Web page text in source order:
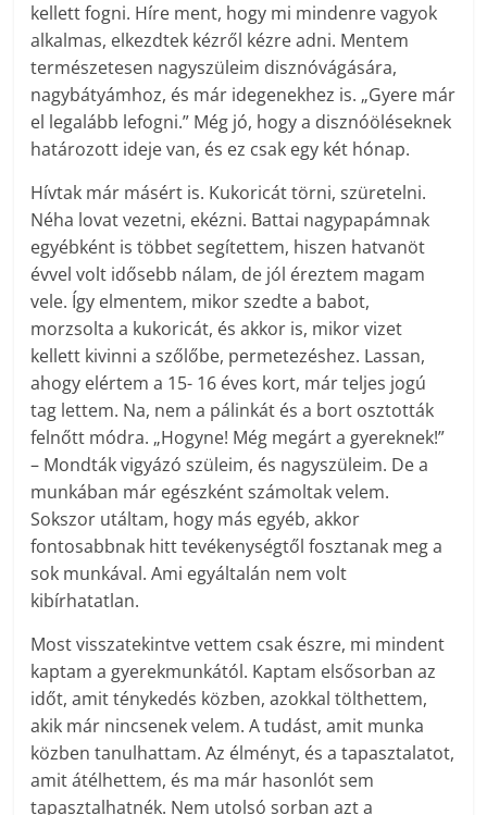
kellett fogni. Híre ment, hogy mi mindenre vagyok
alkalmas, elkezdtek kézről kézre adni. Mentem
természetesen nagyszüleim disznóvágására,
nagybátyámhoz, és már idegenekhez is. „Gyere már
el legalább lefogni.” Még jó, hogy a disznóöléseknek
határozott ideje van, és ez csak egy két hónap.
Hívtak már másért is. Kukoricát törni, szüretelni.
Néha lovat vezetni, ekézni. Battai nagypapámnak
egyébként is többet segítettem, hiszen hatvanöt
évvel volt idősebb nálam, de jól éreztem magam
vele. Így elmentem, mikor szedte a babot,
morzsolta a kukoricát, és akkor is, mikor vizet
kellett kivinni a szőlőbe, permetezéshez. Lassan,
ahogy elértem a 15- 16 éves kort, már teljes jogú
tag lettem. Na, nem a pálinkát és a bort osztották
felnőtt módra. „Hogyne! Még megárt a gyereknek!”
– Mondták vigyázó szüleim, és nagyszüleim. De a
munkában már egészként számoltak velem.
Sokszor utáltam, hogy más egyéb, akkor
fontosabbnak hitt tevékenységtől fosztanak meg a
sok munkával. Ami egyáltalán nem volt
kibírhatatlan.
Most visszatekintve vettem csak észre, mi mindent
kaptam a gyerekmunkától. Kaptam elsősorban az
időt, amit ténykedés közben, azokkal tölthettem,
akik már nincsenek velem. A tudást, amit munka
közben tanulhattam. Az élményt, és a tapasztalatot,
amit átélhettem, és ma már hasonlót sem
tapasztalhatnék. Nem utolsó sorban azt a